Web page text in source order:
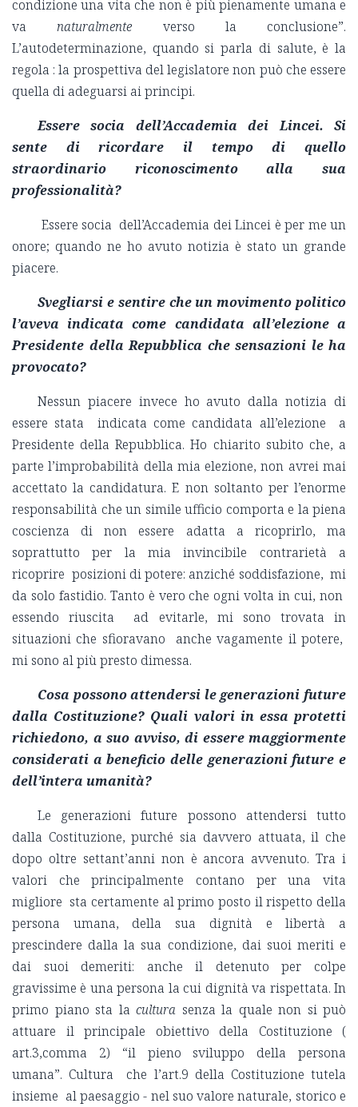
condizione una vita che non è più pienamente umana e
vanaturalmente verso la conclusione”.
L’autodeterminazione, quando si parla di salute, è la
regola : la prospettiva del legislatore non può che essere
quella di adeguarsi ai principi.
Essere socia dell’Accademia dei Lincei. Si
sente di ricordare il tempo di quello
straordinario riconoscimento alla sua
professionalità?
Essere socia dell’Accademia dei Lincei è per me un
onore; quando ne ho avuto notizia è stato un grande
piacere.
Svegliarsi e sentire che un movimento politico
l’aveva indicata come candidata all’elezione a
Presidente della Repubblica che sensazioni le ha
provocato?
Nessun piacere invece ho avuto dalla notizia di
essere stata indicata come candidata all’elezione a
Presidente della Repubblica. Ho chiarito subito che, a
parte l’improbabilità della mia elezione, non avrei mai
accettato la candidatura. E non soltanto per l’enorme
responsabilità che un simile ufficio comporta e la piena
coscienza di non essere adatta a ricoprirlo, ma
soprattutto per la mia invincibile contrarietà a
ricoprire posizioni di potere: anziché soddisfazione, mi
da solo fastidio. Tanto è vero che ogni volta in cui, non
essendo riuscita ad evitarle, mi sono trovata in
situazioni che sfioravano anche vagamente il potere,
mi sono al più presto dimessa.
Cosa possono attendersi le generazioni future
dalla Costituzione? Quali valori in essa protetti
richiedono, a suo avviso, di essere maggiormente
considerati a beneficio delle generazioni future e
dell’intera umanità?
Le generazioni future possono attendersi tutto
dalla Costituzione, purché sia davvero attuata, il che
dopo oltre settant’anni non è ancora avvenuto. Tra i
valori che principalmente contano per una vita
migliore sta certamente al primo posto il rispetto della
persona umana, della sua dignità e libertà a
prescindere dalla la sua condizione, dai suoi meriti e
dai suoi demeriti: anche il detenuto per colpe
gravissime è una persona la cui dignità va rispettata. In
primo piano sta la cultura senza la quale non si può
attuare il principale obiettivo della Costituzione (
art.3,comma 2) “il pieno sviluppo della persona
umana”. Cultura che l’art.9 della Costituzione tutela
insieme al paesaggio - nel suo valore naturale, storico e